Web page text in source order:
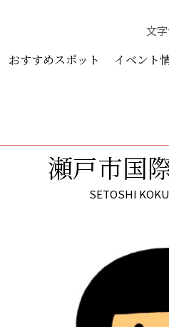
文
おすすめスポット イベント
瀬戸市国
SETOSHI